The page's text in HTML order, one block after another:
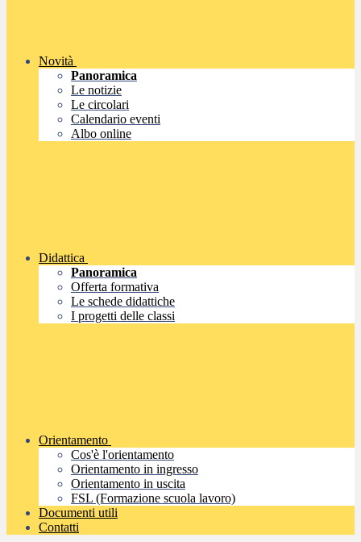
Novità
Panoramica
Le notizie
Le circolari
Calendario eventi
Albo online
Didattica
Panoramica
Offerta formativa
Le schede didattiche
I progetti delle classi
Orientamento
Cos'è l'orientamento
Orientamento in ingresso
Orientamento in uscita
FSL (Formazione scuola lavoro)
Documenti utili
Contatti